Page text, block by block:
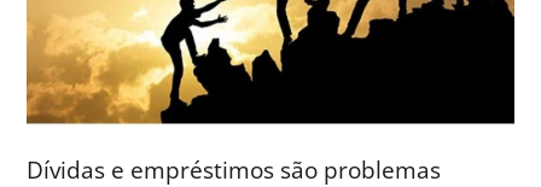
Dívidas e empréstimos são problemas